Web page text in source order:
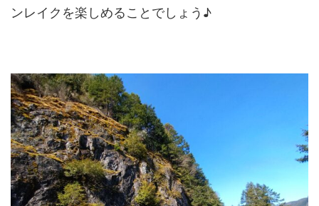
ンレイクを楽しめることでしょう♪